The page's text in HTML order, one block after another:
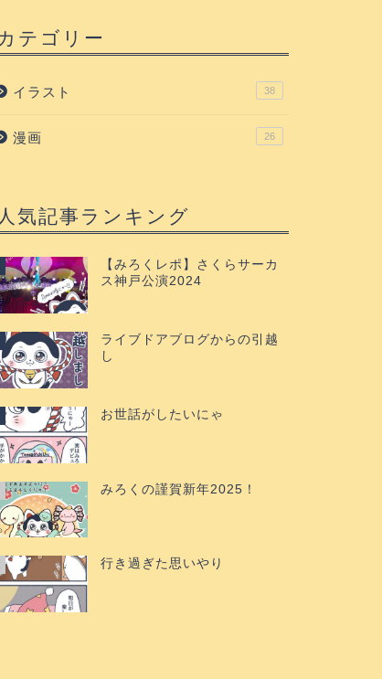
テゴリー
イラスト 38
漫画 26
人気記事ランキング
【みろくレポ】さくらサーカ
ス神戸公演2024
ライブドアブログからの引越
し
お世話がしたいにゃ
みろくの謹賀新年2025！
行き過ぎた思いやり